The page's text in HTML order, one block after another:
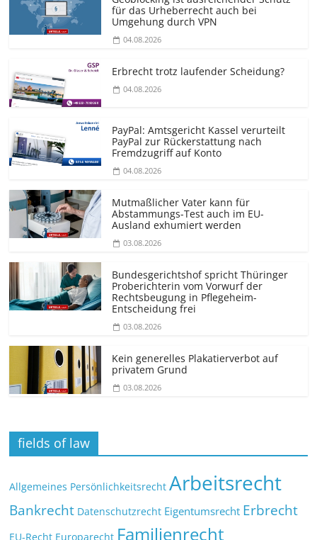
für das Urheberrecht auch bei
Umgehung durch VPN
04.08.2026
Erbrecht trotz laufender Scheidung?
04.08.2026
PayPal: Amtsgericht Kassel verurteilt
PayPal zur Rückerstattung nach
Fremdzugriff auf Konto
04.08.2026
Mutmaßlicher Vater kann für
Abstammungs-Test auch im EU-
Ausland exhumiert werden
03.08.2026
Bundesgerichtshof spricht Thüringer
Proberichterin vom Vorwurf der
Rechtsbeugung in Pflegeheim-
Entscheidung frei
03.08.2026
Kein generelles Plakatierverbot auf
privatem Grund
03.08.2026
fields of law
Allgemeines Persönlichkeitsrecht Arbeitsrecht
Bankrecht Datenschutzrecht Eigentumsrecht Erbrecht
EU-Recht Europarecht Familienrecht